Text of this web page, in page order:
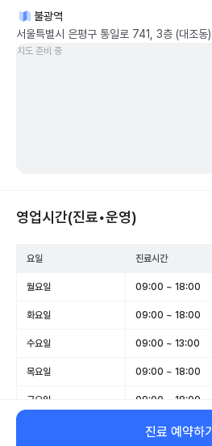
불광역
서울특별시 은평구 통일로 741, 3층 (대조동)
지도 준비 중
영업시간(진료•운영)
요일 진료시간
월요일 09:00 ~ 18:00
화요일 09:00 ~ 18:00
수요일 09:00 ~ 13:00
목요일 09:00 ~ 18:00
금요일 09:00 ~ 18:00
09:00 ~ 13:00
진료 예약하기